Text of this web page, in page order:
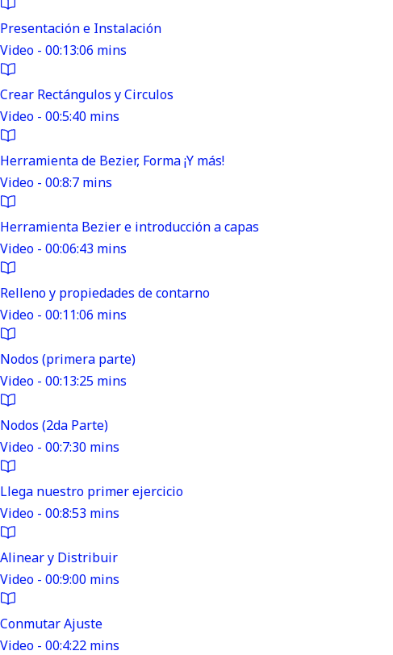
Presentación e Instalación
Video - 00:13:06 mins
Crear Rectángulos y Circulos
Video - 00:5:40 mins
Herramienta de Bezier, Forma ¡Y más!
Video - 00:8:7 mins
Herramienta Bezier e introducción a capas
Video - 00:06:43 mins
Relleno y propiedades de contarno
Video - 00:11:06 mins
Nodos (primera parte)
Video - 00:13:25 mins
Nodos (2da Parte)
Video - 00:7:30 mins
Llega nuestro primer ejercicio
Video - 00:8:53 mins
Alinear y Distribuir
Video - 00:9:00 mins
Conmutar Ajuste
Video - 00:4:22 mins